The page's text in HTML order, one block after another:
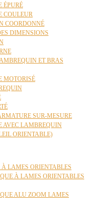
ÉPURÉ
COULEUR
COORDONNÉ
DIMENSIONS
ET BRAS
MOTORISÉ
SUR-MESURE
AVEC LAMBREQUIN
ORIENTABLE)
LAMES ORIENTABLES
À LAMES ORIENTABLES
ALU ZOOM LAMES